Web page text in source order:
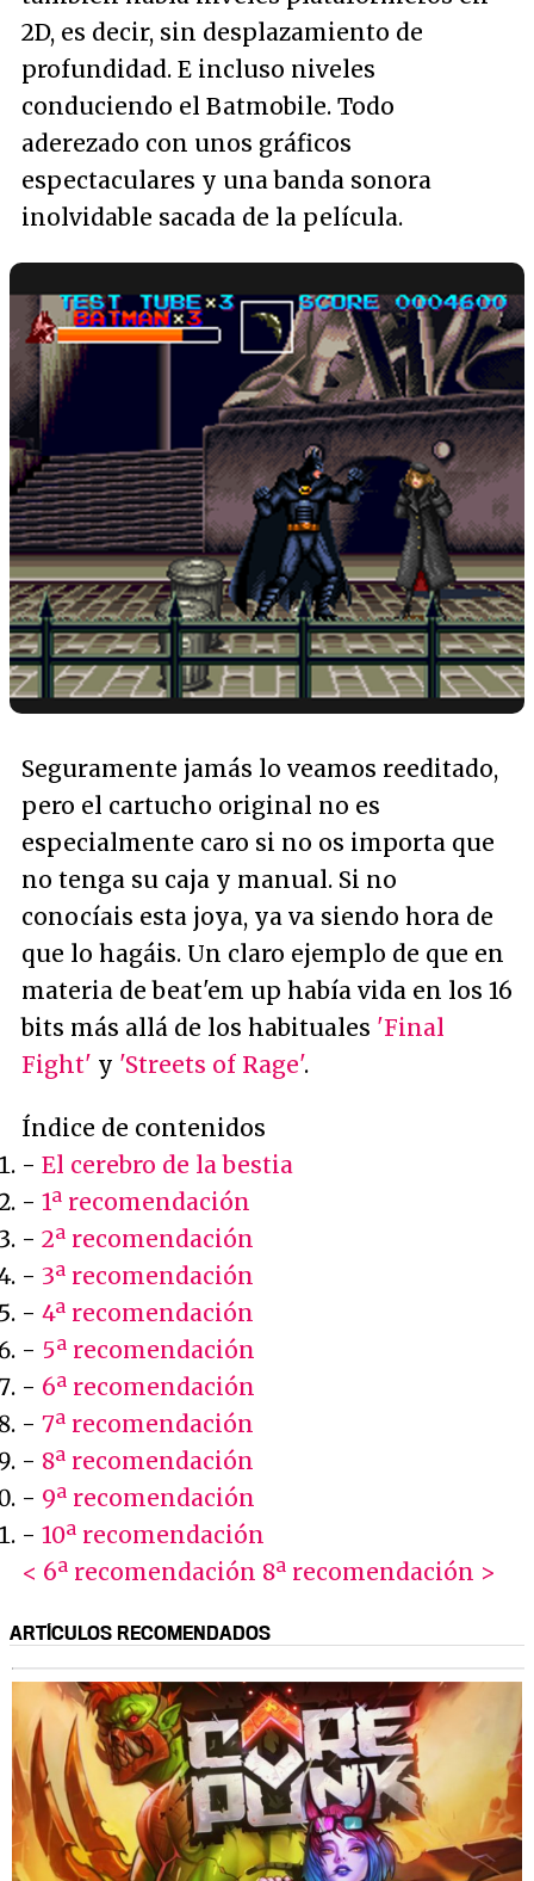
2D, es decir, sin desplazamiento de
profundidad. E incluso niveles
conduciendo el Batmobile. Todo
aderezado con unos gráficos
espectaculares y una banda sonora
inolvidable sacada de la película.
Seguramente jamás lo veamos reeditado,
pero el cartucho original no es
especialmente caro si no os importa que
no tenga su caja y manual. Si no
conocíais esta joya, ya va siendo hora de
que lo hagáis. Un claro ejemplo de que en
materia de beat'em up había vida en los 16
bits más allá de los habituales 'Final
Fight' y 'Streets of Rage'.
Índice de contenidos
- El cerebro de la bestia
- 1ª recomendación
- 2ª recomendación
- 3ª recomendación
- 4ª recomendación
- 5ª recomendación
- 6ª recomendación
- 7ª recomendación
- 8ª recomendación
- 9ª recomendación
- 10ª recomendación
< 6ª recomendación 8ª recomendación >
ARTÍCULOS RECOMENDADOS